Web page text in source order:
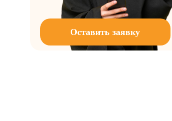
Оставить заявку